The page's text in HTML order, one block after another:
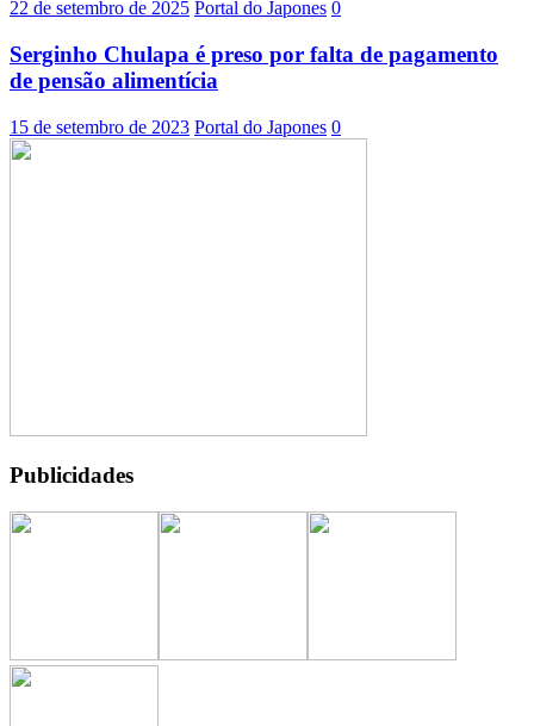
22 de setembro de 2025 Portal do Japones 0
Serginho Chulapa é preso por falta de pagamento
de pensão alimentícia
15 de setembro de 2023 Portal do Japones 0
Publicidades